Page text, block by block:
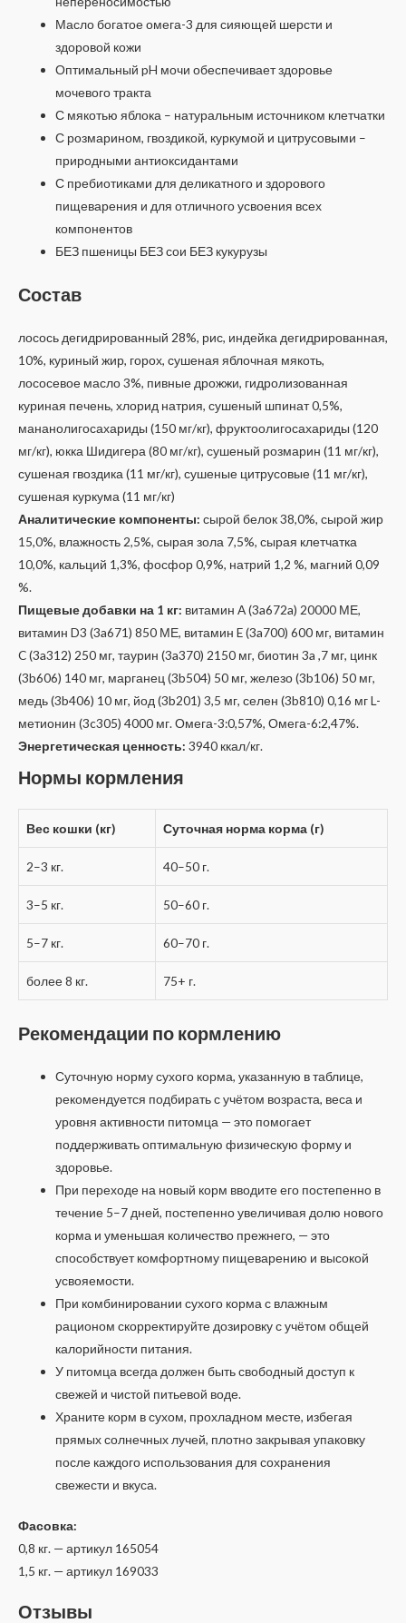
Масло богатое омега-3 для сияющей шерсти и
здоровой кожи
Оптимальный pH мочи обеспечивает здоровье
мочевого тракта
С мякотью яблока – натуральным источником клетчатки
С розмарином, гвоздикой, куркумой и цитрусовыми –
природными антиоксидантами
С пребиотиками для деликатного и здорового
пищеварения и для отличного усвоения всех
компонентов
БЕЗ пшеницы БЕЗ сои БЕЗ кукурузы
Состав
лосось дегидрированный 28%, рис, индейка дегидрированная,
10%, куриный жир, горох, сушеная яблочная мякоть,
лососевое масло 3%, пивные дрожжи, гидролизованная
куриная печень, хлорид натрия, сушеный шпинат 0,5%,
мананолигосахариды (150 мг/кг), фруктоолигосахариды (120
мг/кг), юкка Шидигера (80 мг/кг), сушеный розмарин (11 мг/кг),
сушеная гвоздика (11 мг/кг), сушеные цитрусовые (11 мг/кг),
сушеная куркума (11 мг/кг)
Аналитические компоненты: сырой белок 38,0%, сырой жир
15,0%, влажность 2,5%, сырая зола 7,5%, сырая клетчатка
10,0%, кальций 1,3%, фосфор 0,9%, натрий 1,2 %, магний 0,09
%.
Пищевые добавки на 1 кг: витамин А (3a672a) 20000 МЕ,
витамин D3 (3a671) 850 МЕ, витамин E (3a700) 600 мг, витамин
C (3a312) 250 мг, таурин (3a370) 2150 мг, биотин 3a ,7 мг, цинк
(3b606) 140 мг, марганец (3b504) 50 мг, железо (3b106) 50 мг,
медь (3b406) 10 мг, йод (3b201) 3,5 мг, селен (3b810) 0,16 мг L-
метионин (3c305) 4000 мг. Омега-3:0,57%, Омега-6:2,47%.
Энергетическая ценность: 3940 ккал/кг.
Нормы кормления
Вес кошки (кг) Суточная норма корма (г)
2–3 кг. 40–50 г.
3–5 кг. 50–60 г.
5–7 кг. 60–70 г.
более 8 кг. 75+ г.
Рекомендации по кормлению
Суточную норму сухого корма, указанную в таблице,
рекомендуется подбирать с учётом возраста, веса и
уровня активности питомца — это помогает
поддерживать оптимальную физическую форму и
здоровье.
При переходе на новый корм вводите его постепенно в
течение 5–7 дней, постепенно увеличивая долю нового
корма и уменьшая количество прежнего, — это
способствует комфортному пищеварению и высокой
усвояемости.
При комбинировании сухого корма с влажным
рационом скорректируйте дозировку с учётом общей
калорийности питания.
У питомца всегда должен быть свободный доступ к
свежей и чистой питьевой воде.
Храните корм в сухом, прохладном месте, избегая
прямых солнечных лучей, плотно закрывая упаковку
после каждого использования для сохранения
свежести и вкуса.
Фасовка:
0,8 кг. — артикул 165054
1,5 кг. — артикул 169033
Отзывы